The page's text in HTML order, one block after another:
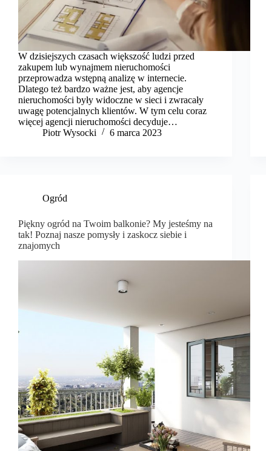
W dzisiejszych czasach większość ludzi przed
zakupem lub wynajmem nieruchomości
przeprowadza wstępną analizę w internecie.
Dlatego też bardzo ważne jest, aby agencje
nieruchomości były widoczne w sieci i zwracały
uwagę potencjalnych klientów. W tym celu coraz
więcej agencji nieruchomości decyduje…
Piotr Wysocki
6 marca 2023
Ogród
Piękny ogród na Twoim balkonie? My jesteśmy na
tak! Poznaj nasze pomysły i zaskocz siebie i
znajomych